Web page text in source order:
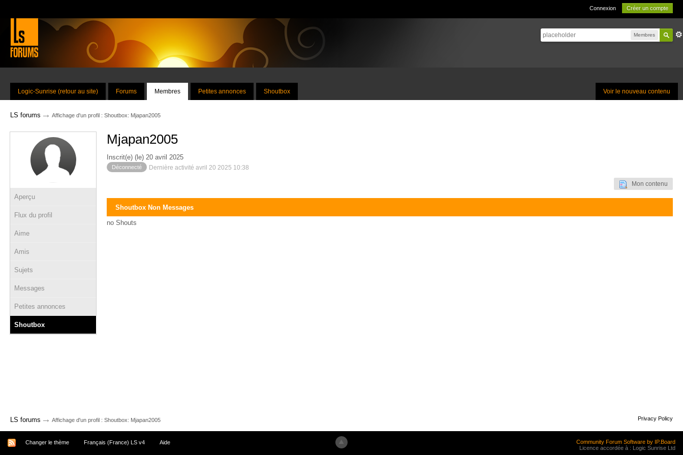
Connexion Créer un compte
Membres
Voir le nouveau contenu
Logic-Sunrise (retour au site) Forums Membres Petites annonces Shoutbox
LS forums → Affichage d'un profil : Shoutbox: Mjapan2005
Aperçu
Flux du profil
Aime
Amis
Sujets
Messages
Petites annonces
Shoutbox
Mjapan2005
Inscrit(e) (le) 20 avril 2025
Déconnecté Dernière activité avril 20 2025 10:38
Mon contenu
Shoutbox Non Messages
no Shouts
LS forums → Affichage d'un profil : Shoutbox: Mjapan2005 Privacy Policy
Changer le thème Français (France) LS v4 Aide
Community Forum Software by IP.Board
Licence accordée à : Logic Sunrise Ltd